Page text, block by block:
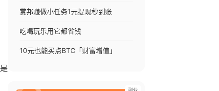
赏邦赚做小任务1元提现秒到账
吃喝玩乐用它都省钱
10元也能买点BTC「财富增值」